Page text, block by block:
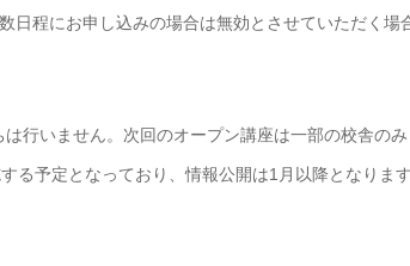
日程にお申し込みの場合は無効とさせていただく場
行いません。次回のオープン講座は一部の校舎のみ
予定となっており、情報公開は1月以降となります